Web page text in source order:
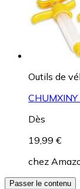
Outils de
Dès
19,99 €
chez
Passer le contenu